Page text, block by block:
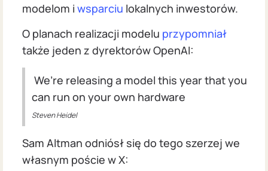
modelom i wsparciu lokalnych inwestorów.
O planach realizacji modelu przypomniał
także jeden z dyrektorów OpenAI:
We’re releasing a model this year that you
can run on your own hardware
Steven Heidel
Sam Altman odniósł się do tego szerzej we
własnym poście w X: